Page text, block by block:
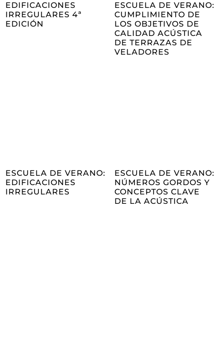
EDIFICACIONES
IRREGULARES 4ª
EDICIÓN
ESCUELA DE VERANO:
CUMPLIMIENTO DE
LOS OBJETIVOS DE
CALIDAD ACÚSTICA
DE TERRAZAS DE
VELADORES
ESCUELA DE VERANO:
EDIFICACIONES
IRREGULARES
ESCUELA DE VERANO:
NÚMEROS GORDOS Y
CONCEPTOS CLAVE
DE LA ACÚSTICA